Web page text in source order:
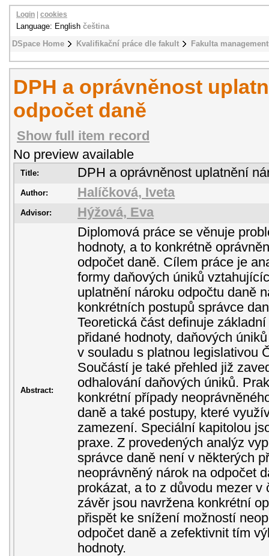
DSpace Home Kvalifikační práce dle fakult Fakulta
Login cookies
Language: English čeština
DPH a oprávněnost
odpočet daně
Show full item record
No preview available
Title: DPH a oprávněnost uplatnění
Author: Halíčková, Iveta
Advisor: Hýžová, Eva
Abstract:
Diplomová práce se věnuje
hodnoty, a to konkrétně
odpočet daně. Cílem práce je
formy daňových úniků
uplatnění nároku odpočtu daně
konkrétních postupů správce
Teoretická část definuje
přidané hodnoty, daňových
v souladu s platnou legislativou
Součástí je také přehled již
odhalování daňových úniků.
konkrétní případy
daně a také postupy, které
zamezení. Speciální kapitolou
praxe. Z provedených analýz
správce daně není v některých
neoprávněný nárok na odpočet
prokázat, a to z důvodu mezer v
závěr jsou navržena konkrétní
přispět ke snížení možností
odpočet daně a zefektivnit tím
hodnoty.